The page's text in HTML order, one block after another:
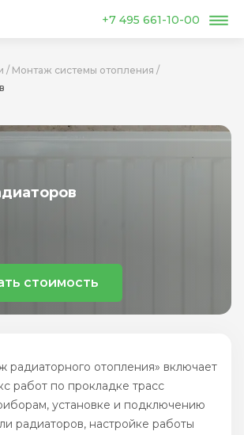
+7 495 661-10-00
/ Монтаж системы отопления /
стоимость
радиаторного отопления» включает
работ по прокладке трасс
установке и подключению
радиаторов, настройке работы